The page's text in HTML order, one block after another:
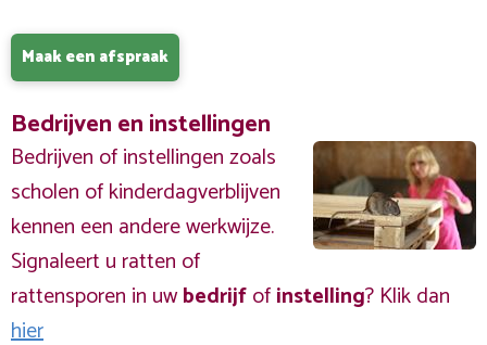
Maak een afspraak
Bedrijven en instellingen
Bedrijven of instellingen zoals
scholen of kinderdagverblijven
kennen een andere werkwijze.
Signaleert u ratten of
rattensporen in uwbedrijfofinstelling? Klik dan
hier